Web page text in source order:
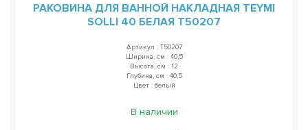
РАКОВИНА ДЛЯ ВАННОЙ НАКЛАДНАЯ TEYMI
SOLLI 40 БЕЛАЯ T50207
Артикул : T50207
Ширина, см : 40,5
Высота, см : 12
Глубина, см : 40,5
Цвет : белый
В наличии